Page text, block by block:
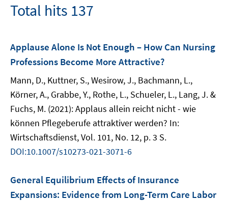
Total hits 137
Applause Alone Is Not Enough – How Can Nursing
Professions Become More Attractive?
Mann, D., Kuttner, S., Wesirow, J., Bachmann, L.,
Körner, A., Grabbe, Y., Rothe, L., Schueler, L., Lang, J. &
Fuchs, M. (2021): Applaus allein reicht nicht - wie
können Pflegeberufe attraktiver werden? In:
Wirtschaftsdienst, Vol. 101, No. 12, p. 3 S.
DOI:10.1007/s10273-021-3071-6
General Equilibrium Effects of Insurance
Expansions: Evidence from Long-Term Care Labor